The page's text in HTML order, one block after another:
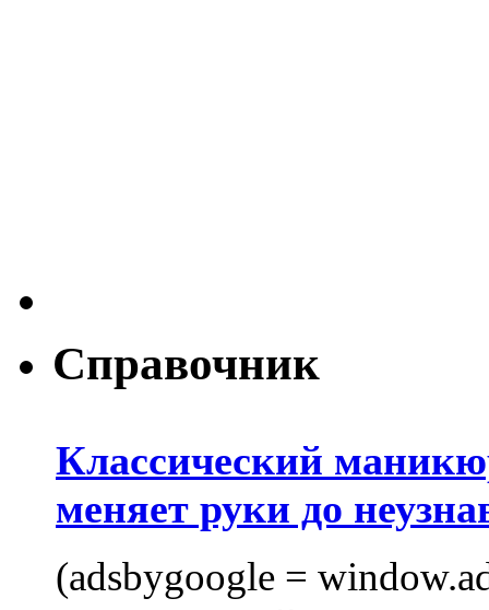
Справочник
Классический
меняет руки до
(adsbygoogle =